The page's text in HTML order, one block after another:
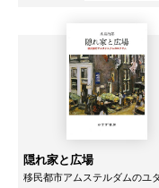
隠れ家と広場
移民都市アムステルダムのユ